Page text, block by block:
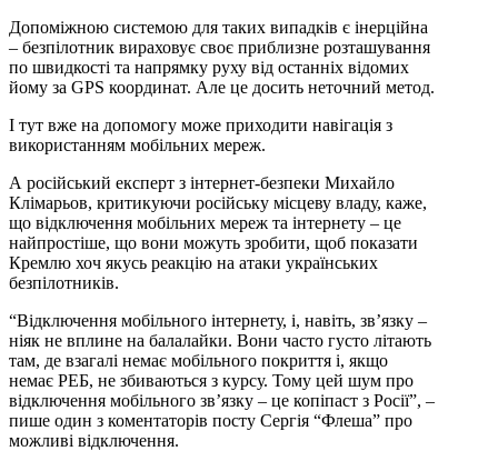
Допоміжною системою для таких випадків є інерційна
– безпілотник вираховує своє приблизне розташування
по швидкості та напрямку руху від останніх відомих
йому за GPS координат. Але це досить неточний метод.
І тут вже на допомогу може приходити навігація з
використанням мобільних мереж.
А російський експерт з інтернет-безпеки Михайло
Клімарьов, критикуючи російську місцеву владу, каже,
що відключення мобільних мереж та інтернету – це
найпростіше, що вони можуть зробити, щоб показати
Кремлю хоч якусь реакцію на атаки українських
безпілотників.
“Відключення мобільного інтернету, і, навіть, зв’язку –
ніяк не вплине на балалайки. Вони часто густо літають
там, де взагалі немає мобільного покриття і, якщо
немає РЕБ, не збиваються з курсу. Тому цей шум про
відключення мобільного зв’язку – це копіпаст з Росії”, –
пише один з коментаторів посту Сергія “Флеша” про
можливі відключення.